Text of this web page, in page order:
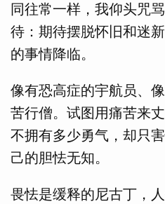
同往常一样，我仰头咒
待：期待摆脱怀旧和迷
的事情降临。
像有恐高症的宇航员、
苦行僧。试图用痛苦来
不拥有多少勇气，却只
己的胆怯无知。
畏怯是缓释的尼古丁，